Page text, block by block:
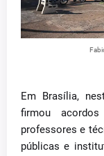
Em Brasília,
firmou
professores e
públicas e